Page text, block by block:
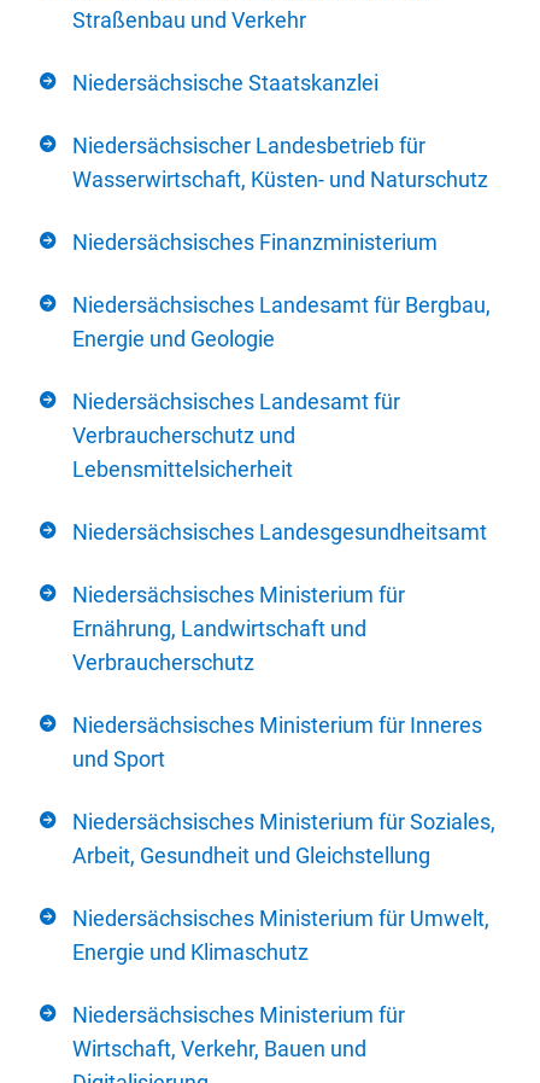
Straßenbau und Verkehr
Niedersächsische Staatskanzlei
Niedersächsischer Landesbetrieb für
Wasserwirtschaft, Küsten- und Naturschutz
Niedersächsisches Finanzministerium
Niedersächsisches Landesamt für Bergbau,
Energie und Geologie
Niedersächsisches Landesamt für
Verbraucherschutz und
Lebensmittelsicherheit
Niedersächsisches Landesgesundheitsamt
Niedersächsisches Ministerium für
Ernährung, Landwirtschaft und
Verbraucherschutz
Niedersächsisches Ministerium für Inneres
und Sport
Niedersächsisches Ministerium für Soziales,
Arbeit, Gesundheit und Gleichstellung
Niedersächsisches Ministerium für Umwelt,
Energie und Klimaschutz
Niedersächsisches Ministerium für
Wirtschaft, Verkehr, Bauen und